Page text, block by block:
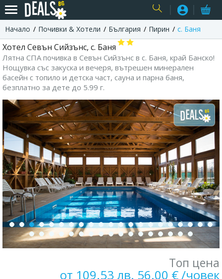
USER
Начало Почивки & Хотели България Пирин с. Баня
Хотел Севън Сийзънс, с. Баня
Лятна СПА почивка в Севън Сийзънс в с. Баня, край Банско!
Нощувка със закуска и вечеря, вътрешен минерален
басейн с топило и детска част, сауна и парна баня,
безплатно за дете до 5.99 г.
Топ цена
от 109.53 лв. 56.00 € /човек